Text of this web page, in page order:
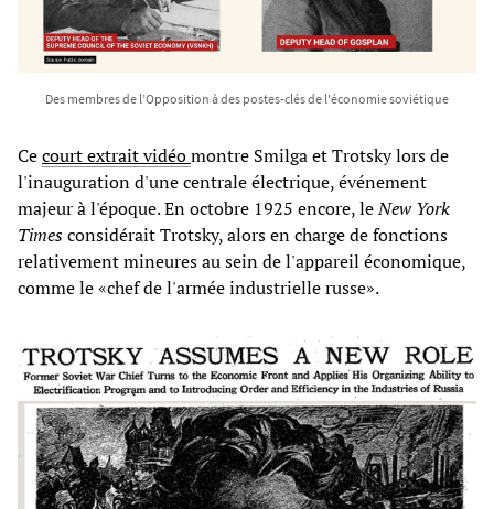
Des membres de l’Opposition à des postes-clés de l'économie soviétique
Cecourt extrait vidéomontre Smilga et Trotsky lors de
l'inauguration d'une centrale électrique, événement
majeur à l'époque. En octobre 1925 encore, leNew York
Timesconsidérait Trotsky, alors en charge de fonctions
relativement mineures au sein de l'appareil économique,
comme le «chef de l'armée industrielle russe».